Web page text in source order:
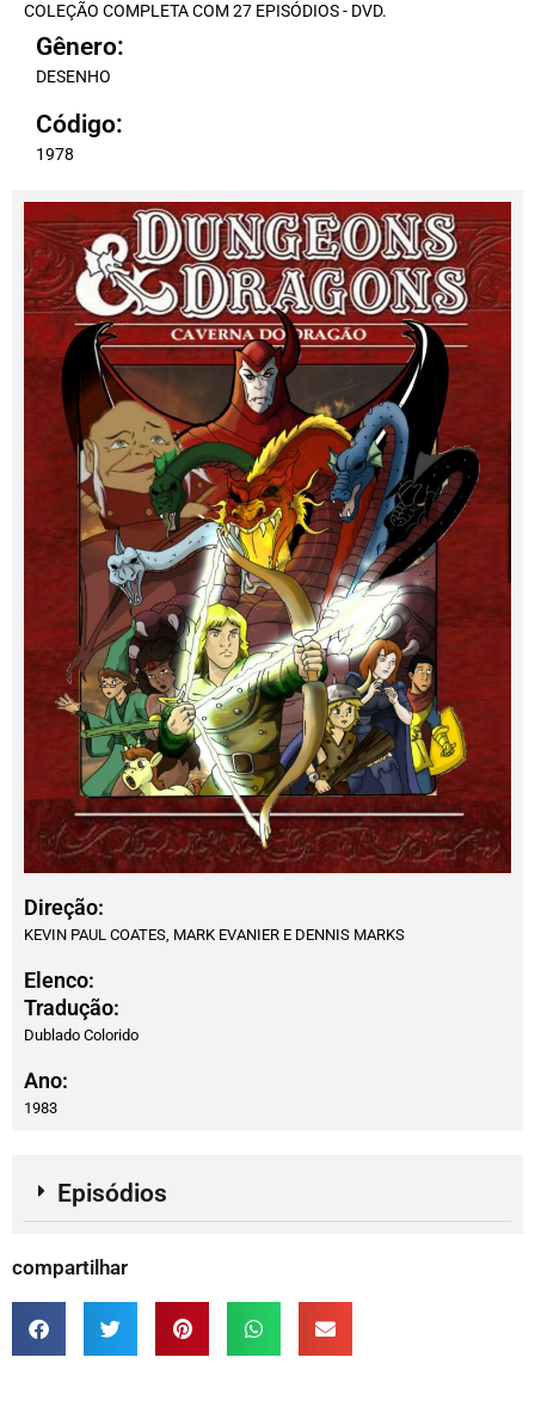
COLEÇÃO COMPLETA COM 27 EPISÓDIOS - DVD.
Gênero:
DESENHO
Código:
1978
Direção:
KEVIN PAUL COATES, MARK EVANIER E DENNIS MARKS
Elenco:
Tradução:
Dublado Colorido
Ano:
1983
Episódios
compartilhar